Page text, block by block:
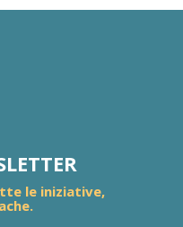
le iniziative,